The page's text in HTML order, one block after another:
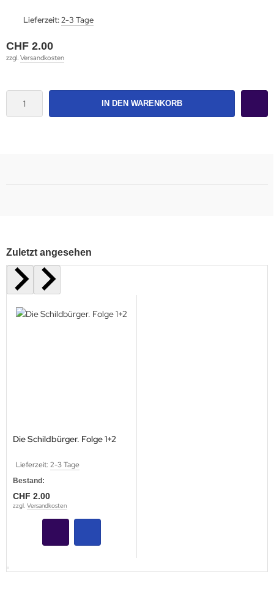
Lieferzeit:2-3 Tage
CHF 2.00
zzgl. Versandkosten
IN DEN WARENKORB
Zuletzt angesehen
Die Schildbürger. Folge 1+2
Lieferzeit: 2-3 Tage
Bestand:
CHF 2.00
zzgl. Versandkosten